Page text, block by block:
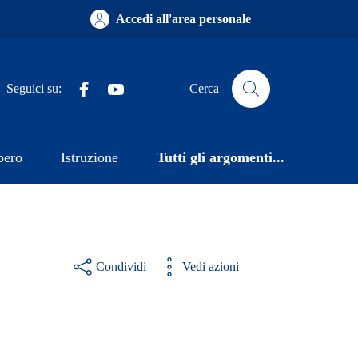
Accedi all'area personale
Seguici su: Facebook Cerca
Istruzione Tutti gli argomenti...
Condividi Vedi azioni